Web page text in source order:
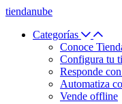
tiendanube
Categorías
Conoce
Configura tu
Responde
Automatiza
Vende offline